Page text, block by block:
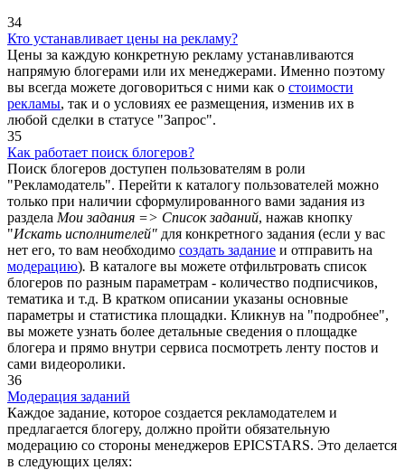
34
Кто устанавливает цены на рекламу?
Цены за каждую конкретную рекламу устанавливаются
напрямую блогерами или их менеджерами. Именно поэтому
вы всегда можете договориться с ними как о стоимости
рекламы, так и о условиях ее размещения, изменив их в
любой сделки в статусе "Запрос".
35
Как работает поиск блогеров?
Поиск блогеров доступен пользователям в роли
"Рекламодатель". Перейти к каталогу пользователей можно
только при наличии сформулированного вами задания из
раздела Мои задания => Список заданий, нажав кнопку
"Искать исполнителей" для конкретного задания (если у вас
нет его, то вам необходимо создать задание и отправить на
модерацию). В каталоге вы можете отфильтровать список
блогеров по разным параметрам - количество подписчиков,
тематика и т.д. В кратком описании указаны основные
параметры и статистика площадки. Кликнув на "подробнее",
вы можете узнать более детальные сведения о площадке
блогера и прямо внутри сервиса посмотреть ленту постов и
сами видеоролики.
36
Модерация заданий
Каждое задание, которое создается рекламодателем и
предлагается блогеру, должно пройти обязательную
модерацию со стороны менеджеров EPICSTARS. Это делается
в следующих целях: